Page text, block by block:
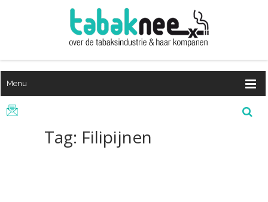
Menu
Tag: Filipijnen